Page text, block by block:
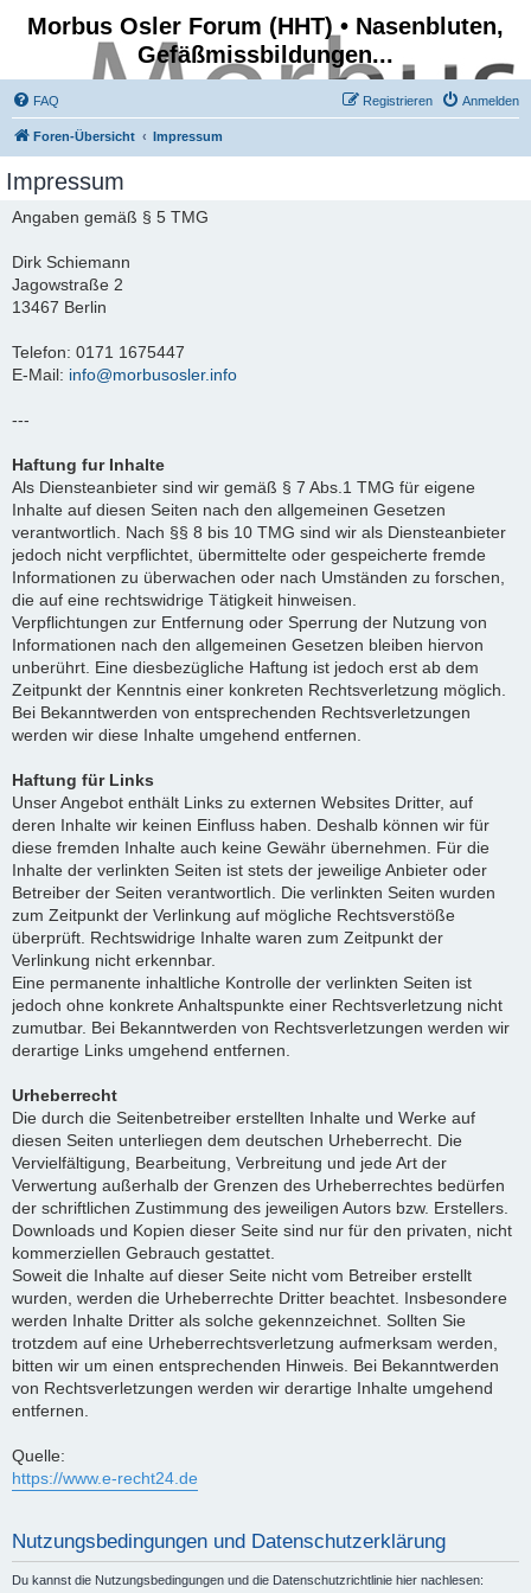
Morbus Osler Forum (HHT) • Nasenbluten,
Gefäßmissbildungen...
FAQ Anmelden
Registrieren
Foren-Übersicht Impressum
Impressum
Angaben gemäß § 5 TMG
Dirk Schiemann
Jagowstraße 2
13467 Berlin
Telefon: 0171 1675447
E-Mail: info@morbusosler.info
---
Haftung fur Inhalte
Als Diensteanbieter sind wir gemäß § 7 Abs.1 TMG für eigene
Inhalte auf diesen Seiten nach den allgemeinen Gesetzen
verantwortlich. Nach §§ 8 bis 10 TMG sind wir als Diensteanbieter
jedoch nicht verpflichtet, übermittelte oder gespeicherte fremde
Informationen zu überwachen oder nach Umständen zu forschen,
die auf eine rechtswidrige Tätigkeit hinweisen.
Verpflichtungen zur Entfernung oder Sperrung der Nutzung von
Informationen nach den allgemeinen Gesetzen bleiben hiervon
unberührt. Eine diesbezügliche Haftung ist jedoch erst ab dem
Zeitpunkt der Kenntnis einer konkreten Rechtsverletzung möglich.
Bei Bekanntwerden von entsprechenden Rechtsverletzungen
werden wir diese Inhalte umgehend entfernen.
Haftung für Links
Unser Angebot enthält Links zu externen Websites Dritter, auf
deren Inhalte wir keinen Einfluss haben. Deshalb können wir für
diese fremden Inhalte auch keine Gewähr übernehmen. Für die
Inhalte der verlinkten Seiten ist stets der jeweilige Anbieter oder
Betreiber der Seiten verantwortlich. Die verlinkten Seiten wurden
zum Zeitpunkt der Verlinkung auf mögliche Rechtsverstöße
überprüft. Rechtswidrige Inhalte waren zum Zeitpunkt der
Verlinkung nicht erkennbar.
Eine permanente inhaltliche Kontrolle der verlinkten Seiten ist
jedoch ohne konkrete Anhaltspunkte einer Rechtsverletzung nicht
zumutbar. Bei Bekanntwerden von Rechtsverletzungen werden wir
derartige Links umgehend entfernen.
Urheberrecht
Die durch die Seitenbetreiber erstellten Inhalte und Werke auf
diesen Seiten unterliegen dem deutschen Urheberrecht. Die
Vervielfältigung, Bearbeitung, Verbreitung und jede Art der
Verwertung außerhalb der Grenzen des Urheberrechtes bedürfen
der schriftlichen Zustimmung des jeweiligen Autors bzw. Erstellers.
Downloads und Kopien dieser Seite sind nur für den privaten, nicht
kommerziellen Gebrauch gestattet.
Soweit die Inhalte auf dieser Seite nicht vom Betreiber erstellt
wurden, werden die Urheberrechte Dritter beachtet. Insbesondere
werden Inhalte Dritter als solche gekennzeichnet. Sollten Sie
trotzdem auf eine Urheberrechtsverletzung aufmerksam werden,
bitten wir um einen entsprechenden Hinweis. Bei Bekanntwerden
von Rechtsverletzungen werden wir derartige Inhalte umgehend
entfernen.
Quelle:
https://www.e-recht24.de
Nutzungsbedingungen und Datenschutzerklärung
Du kannst die Nutzungsbedingungen und die Datenschutzrichtlinie hier nachlesen: